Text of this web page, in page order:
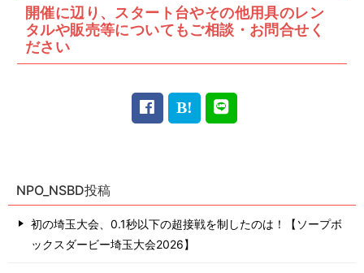
開催に辺り、スタート台やその他用具のレン
タルや販売等についてもご相談・お問合せく
ださい
NPO_NSBD投稿
初の埼玉大会、0.1秒以下の超接戦を制したのは！【ソープボ
ックスダービー埼玉大会2026】